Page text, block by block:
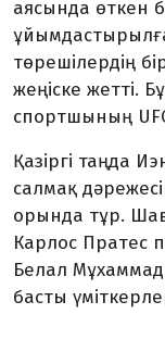
аясында өткен
төрешілердің
жеңіске жетті.
спортшының
Қазіргі таңда
салмақ
орында тұр.
Карлос Пратес
Белал
басты